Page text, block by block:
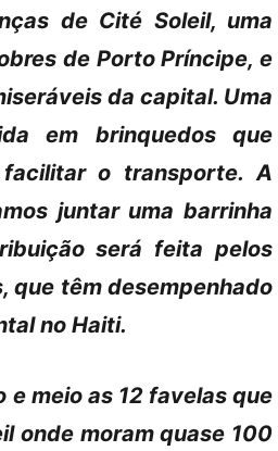
de Cité Soleil, uma
de Porto Príncipe, e
da capital. Uma
em brinquedos que
o transporte. A
juntar uma barrinha
será feita pelos
que têm desempenhado
no Haiti.
e meio as 12 favelas que
onde moram quase 100